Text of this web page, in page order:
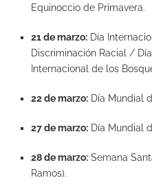
Equinoccio de Primavera.
21 de marzo: Día
Discriminación Racial /
Internacional de los
22 de marzo: Día Mundial
27 de marzo: Día Mundial
28 de marzo: Semana
Ramos).